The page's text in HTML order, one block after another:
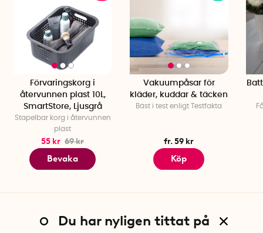
Förvaringskorg i
återvunnen plast 10L,
SmartStore, Ljusgrå
Stapelbar korg i återvunnen
plast
55 kr 69 kr
Bevaka
Vakuumpåsar för
kläder, kuddar & täcken
Bäst i test enligt Testfakta
fr. 59 kr
Köp
Du har nyligen tittat på